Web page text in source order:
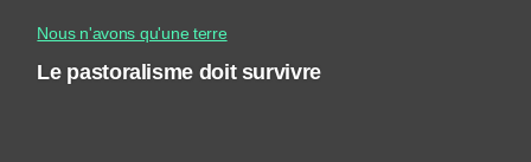
Nous n'avons qu'une terre
Le pastoralisme doit survivre